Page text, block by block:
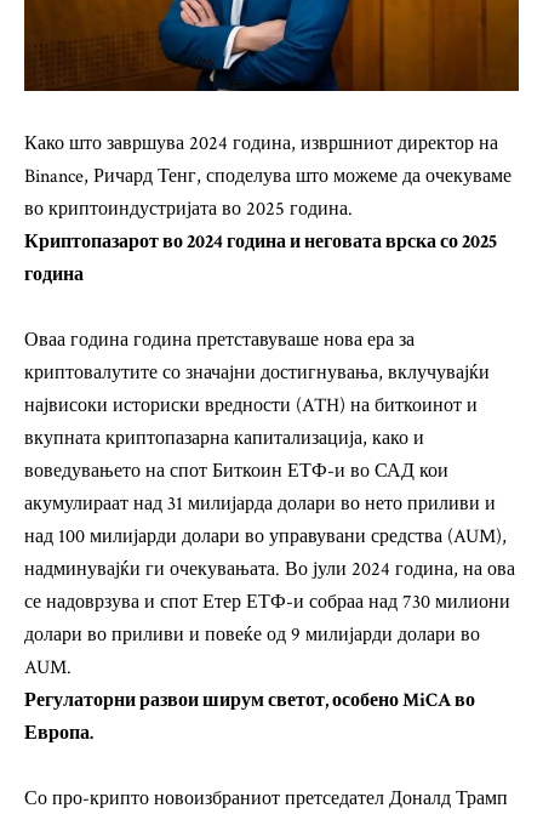
Како што завршува 2024 година, извршниот директор на
Binance, Ричард Тенг, споделува што можеме да очекуваме
во криптоиндустријата во 2025 година.
Криптопазарот во 2024 година и неговата врска со 2025
година
Оваа година година претставуваше нова ера за
криптовалутите со значајни достигнувања, вклучувајќи
највисоки историски вредности (ATH) на биткоинот и
вкупната криптопазарна капитализација, како и
воведувањето на спот Биткоин ЕТФ-и во САД кои
акумулираат над 31 милијарда долари во нето приливи и
над 100 милијарди долари во управувани средства (AUM),
надминувајќи ги очекувањата. Во јули 2024 година, на ова
се надоврзува и спот Етер ЕТФ-и собраа над 730 милиони
долари во приливи и повеќе од 9 милијарди долари во
AUM.
Регулаторни развои ширум светот, особено MiCA во
Европа.
Со про-крипто новоизбраниот претседател Доналд Трамп